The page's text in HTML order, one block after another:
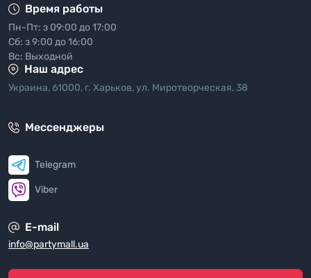
Время работы
Пн-Пт: з 09:00 до 17:00
Сб: з 9:00 до 16:00
Вс: Выходной
Наш адрес
Украина, 61000, г. Харьков, ул. Миротворческая, 38
Мессенджеры
Telegram
Viber
E-mail
info@partymall.ua